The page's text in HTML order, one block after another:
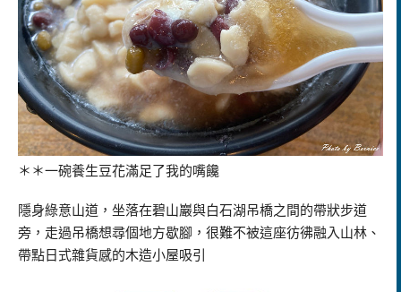
＊＊一碗養生豆花滿足了我的嘴饞
隱身綠意山道，坐落在碧山巖與白石湖吊橋之間的帶狀步道
旁，走過吊橋想尋個地方歇腳，很難不被這座彷彿融入山林、
帶點日式雜貨感的木造小屋吸引